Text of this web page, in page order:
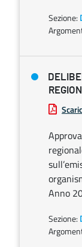
Sezione:
Anno
Sezione: